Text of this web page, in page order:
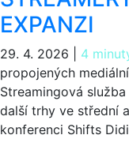
EXPANZI
29. 4. 2026 4
propojených
Streamingová
další trhy ve střední
konferenci Shifts